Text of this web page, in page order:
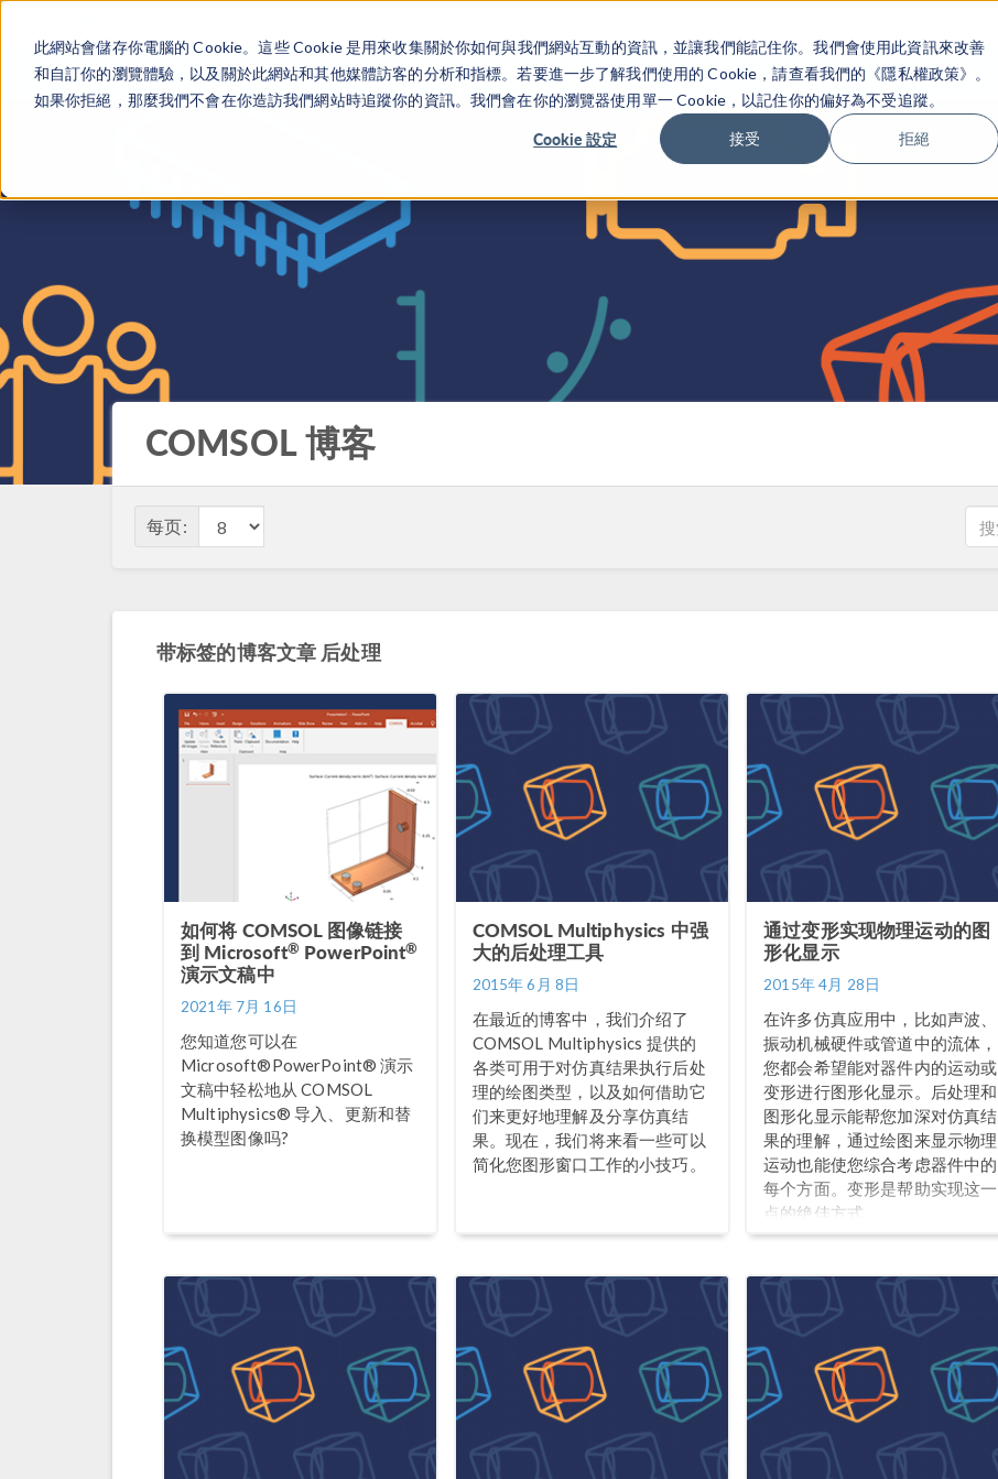
此網站會儲存你電腦的 Cookie。這些 Cookie 是用來收集關於你如何與我們網站互動的資訊，並讓我們能記住你。我們會使用此資訊來改善
和自訂你的瀏覽體驗，以及關於此網站和其他媒體訪客的分析和指標。若要進一步了解我們使用的 Cookie，請查看我們的《隱私權政策》。
如果你拒絕，那麼我們不會在你造訪我們網站時追蹤你的資訊。我們會在你的瀏覽器使用單一 Cookie，以記住你的偏好為不受追蹤。
Cookie 設定 接受 拒絕
产品 行业应用
COMSOL 博客
每页:
带标签的博客文章 后处理
如何将 COMSOL 图像链接
到 Microsoft® PowerPoint®
演示文稿中
2021年 7月 16日
您知道您可以在
Microsoft®PowerPoint® 演示
文稿中轻松地从 COMSOL
Multiphysics® 导入、更新和替
换模型图像吗?
COMSOL Multiphysics 中强
大的后处理工具
2015年 6月 8日
在最近的博客中，我们介绍了
COMSOL Multiphysics 提供的
各类可用于对仿真结果执行后处
理的绘图类型，以及如何借助它
们来更好地理解及分享仿真结
果。现在，我们将来看一些可以
简化您图形窗口工作的小技巧。
通过变形实现物理运动的图
形化显示
2015年 4月 28日
在许多仿真应用中，比如声波、
振动机械硬件或管道中的流体，
您都会希望能对器件内的运动或
变形进行图形化显示。后处理和
图形化显示能帮您加深对仿真结
果的理解，通过绘图来显示物理
运动也能使您综合考虑器件中的
每个方面。变形是帮助实现这一
点的绝佳方式。